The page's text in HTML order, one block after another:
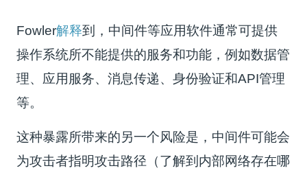
Fowler解释到，中间件等应用软件通常可提供
操作系统所不能提供的服务和功能，例如数据管
理、应用服务、消息传递、身份验证和API管理
等。
这种暴露所带来的另一个风险是，中间件可能会
为攻击者指明攻击路径（了解到内部网络存在哪